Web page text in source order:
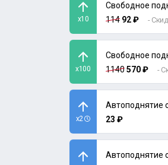
x10
Свободное
114 92 ₽ -
x100
Свободное
1140570 ₽ -
x2
Автоподнятие
23 ₽
Автоподнятие